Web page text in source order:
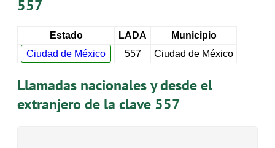
557
Estado LADA
Municipio
Ciudad de México
557 Ciudad de México
Llamadas nacionales y desde el
extranjero de la clave 557